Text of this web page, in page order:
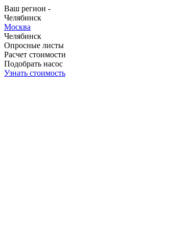
Ваш регион -
Челябинск
Москва
Челябинск
Опросные листы
Расчет стоимости
Подобрать насос
Узнать стоимость